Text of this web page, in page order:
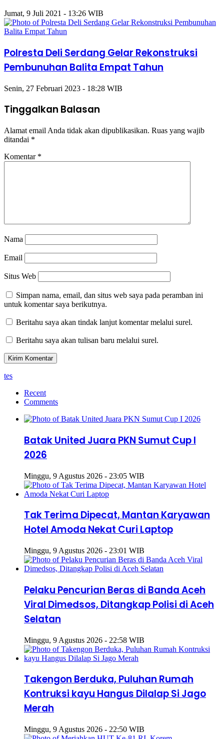
Jumat, 9 Juli 2021 - 13:26 WIB
Polresta Deli Serdang Gelar Rekonstruksi
Pembunuhan Balita Empat Tahun
Senin, 27 Februari 2023 - 18:28 WIB
Tinggalkan Balasan
Alamat email Anda tidak akan dipublikasikan. Ruas yang wajib
ditandai *
Komentar *
Nama
Email
Situs Web
Simpan nama, email, dan situs web saya pada peramban ini
untuk komentar saya berikutnya.
Beritahu saya akan tindak lanjut komentar melalui surel.
Beritahu saya akan tulisan baru melalui surel.
tes
Recent
Comments
Batak United Juara PKN Sumut Cup I
2026
Minggu, 9 Agustus 2026 - 23:05 WIB
Tak Terima Dipecat, Mantan Karyawan
Hotel Amoda Nekat Curi Laptop
Minggu, 9 Agustus 2026 - 23:01 WIB
Pelaku Pencurian Beras di Banda Aceh
Viral Dimedsos, Ditangkap Polisi di Aceh
Selatan
Minggu, 9 Agustus 2026 - 22:58 WIB
Takengon Berduka, Puluhan Rumah
Kontruksi kayu Hangus Dilalap Si Jago
Merah
Minggu, 9 Agustus 2026 - 22:50 WIB